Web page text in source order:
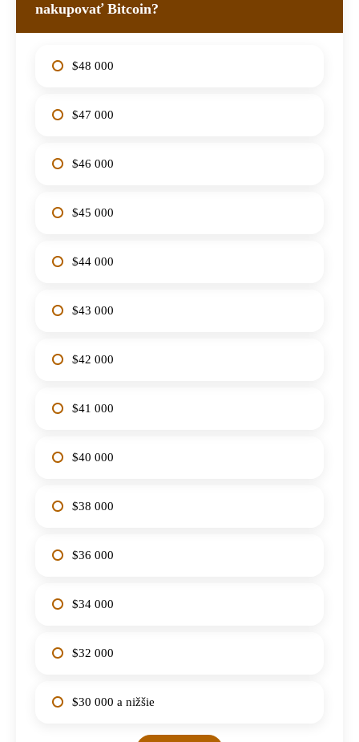
nakupovať Bitcoin?
$48 000
$47 000
$46 000
$45 000
$44 000
$43 000
$42 000
$41 000
$40 000
$38 000
$36 000
$34 000
$32 000
$30 000 a nižšie